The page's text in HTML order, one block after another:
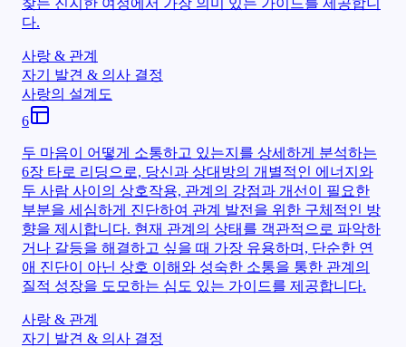
다.
사랑 & 관계
자기 발견 & 의사 결정
사랑의 설계도
6
두 마음이 어떻게 소통하고 있는지를 상세하게 분석하는
6장 타로 리딩으로, 당신과 상대방의 개별적인 에너지와
두 사람 사이의 상호작용, 관계의 강점과 개선이 필요한
부분을 세심하게 진단하여 관계 발전을 위한 구체적인 방
향을 제시합니다. 현재 관계의 상태를 객관적으로 파악하
거나 갈등을 해결하고 싶을 때 가장 유용하며, 단순한 연
애 진단이 아닌 상호 이해와 성숙한 소통을 통한 관계의
질적 성장을 도모하는 심도 있는 가이드를 제공합니다.
사랑 & 관계
자기 발견 & 의사 결정